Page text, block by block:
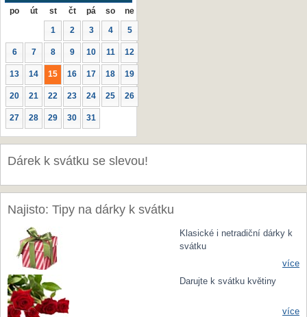
po út st čt pá so ne
1 2 3 4 5
6 7 8 9 10 11 12
13 14 15 16 17 18 19
20 21 22 23 24 25 26
27 28 29 30 31
Dárek k svátku se slevou!
Najisto: Tipy na dárky k svátku
Klasické i netradiční dárky k
svátku
více
Darujte k svátku květiny
více